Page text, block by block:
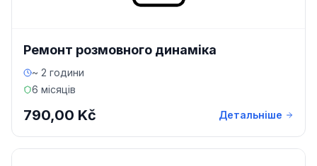
Ремонт розмовного динаміка
~ 2 години
6 місяців
790,00 Kč Детальніше